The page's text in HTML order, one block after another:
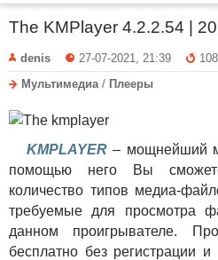
The KMPlayer 4.2.2.54 |
denis 27-07-2021, 21:39
Мультимедиа / Плееры
KMPLAYER– мощнейший
помощью него Вы
количество типов медиа-
требуемые для просмотра
данном проигрывателе.
бесплатно без регистрации